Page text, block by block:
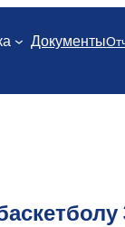
Документы